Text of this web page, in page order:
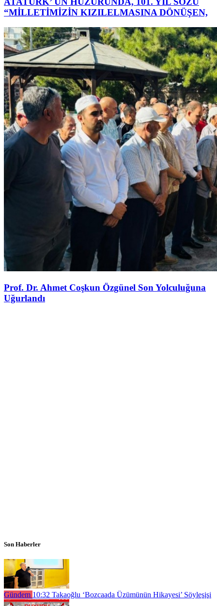
“MİLLETİMİZİN KIZILELMASINA DÖNÜŞEN,
Prof. Dr. Ahmet Coşkun Özgünel Son Yolculuğuna
Uğurlandı
Son Haberler
Gündem 10:32 Takaoğlu ‘Bozcaada Üzümünün Hikayesi’ Söyleşişi